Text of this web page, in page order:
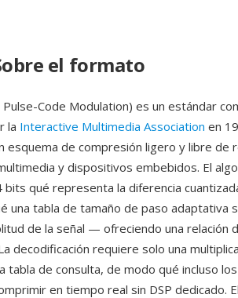
el formato
Code Modulation) es un estándar
la Interactive Multimedia Association en
esquema de compresión ligero y libre de
y dispositivos embebidos. El
bits qué representa la diferencia
una tabla de tamaño de paso adaptativa
de la señal — ofreciendo una relación
decodificación requiere solo una
tabla de consulta, de modo qué incluso
en tiempo real sin DSP dedicado.